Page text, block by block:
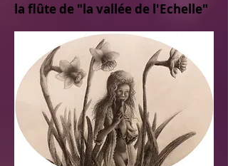
la flûte de "la vallée de l'Echelle"